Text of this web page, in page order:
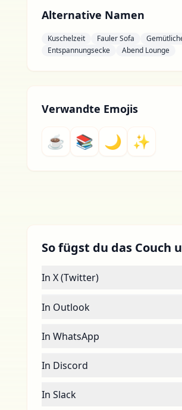
Alternative Namen
Kuschelzeit Fauler Sofa
Entspannungsecke
Abend Lounge
Verwandte Emojis
☕ 📚 🌙 ✨
So fügst du das
In X (Twitter)
In Outlook
In WhatsApp
In Discord
In Slack